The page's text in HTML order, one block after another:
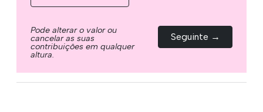
Pode alterar o valor ou
cancelar as suas
contribuições em qualquer
altura.
Seguinte →